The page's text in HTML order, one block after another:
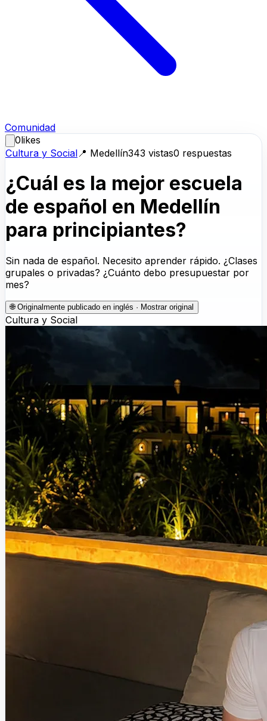
Comunidad
0likes
Cultura y Social📍 Medellín343 vistas0 respuestas
¿Cuál es la mejor escuela
de español en Medellín
para principiantes?
Sin nada de español. Necesito aprender rápido. ¿Clases
grupales o privadas? ¿Cuánto debo presupuestar por
mes?
🌐Originalmente publicado en inglés · Mostrar original
Cultura y Social